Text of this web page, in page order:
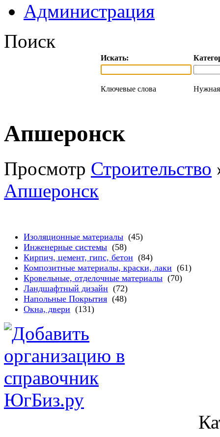
Администрация
Поиск
Искать:
Ключевые слова Нужная
Апшеронск
Просмотр Строительство
Апшеронск
Изоляционные материалы (45)
Инженерные системы (58)
Кирпич, цемент, гипс, бетон (84)
Композитные материалы, краски, лаки (61)
Кровельные, отделочные материалы (70)
Ландшафтный дизайн (72)
Напольные Покрытия (48)
Окна, двери (131)